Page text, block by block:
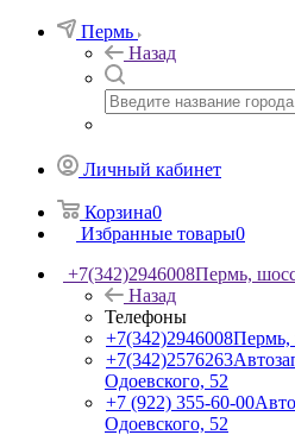
Пермь
Назад
Личный кабинет
Корзина0
Избранные товары0
+7(342)2946008Пермь,
Назад
Телефоны
+7(342)2946008Пермь,
+7(342)2576263
Одоевского, 52
+7 (922) 355-60-00
Одоевского, 52